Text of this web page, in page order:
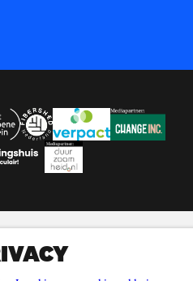
Waterstaat
Groene Brein
Fibershed
Verpact Change Inc.
Duurzaamheid.nl